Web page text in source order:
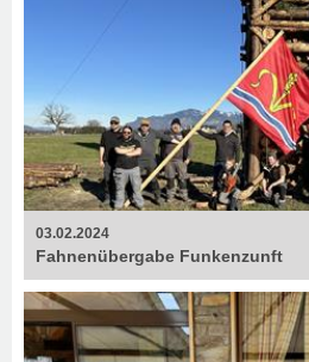
03.02.2024
Fahnenübergabe Funkenzunft